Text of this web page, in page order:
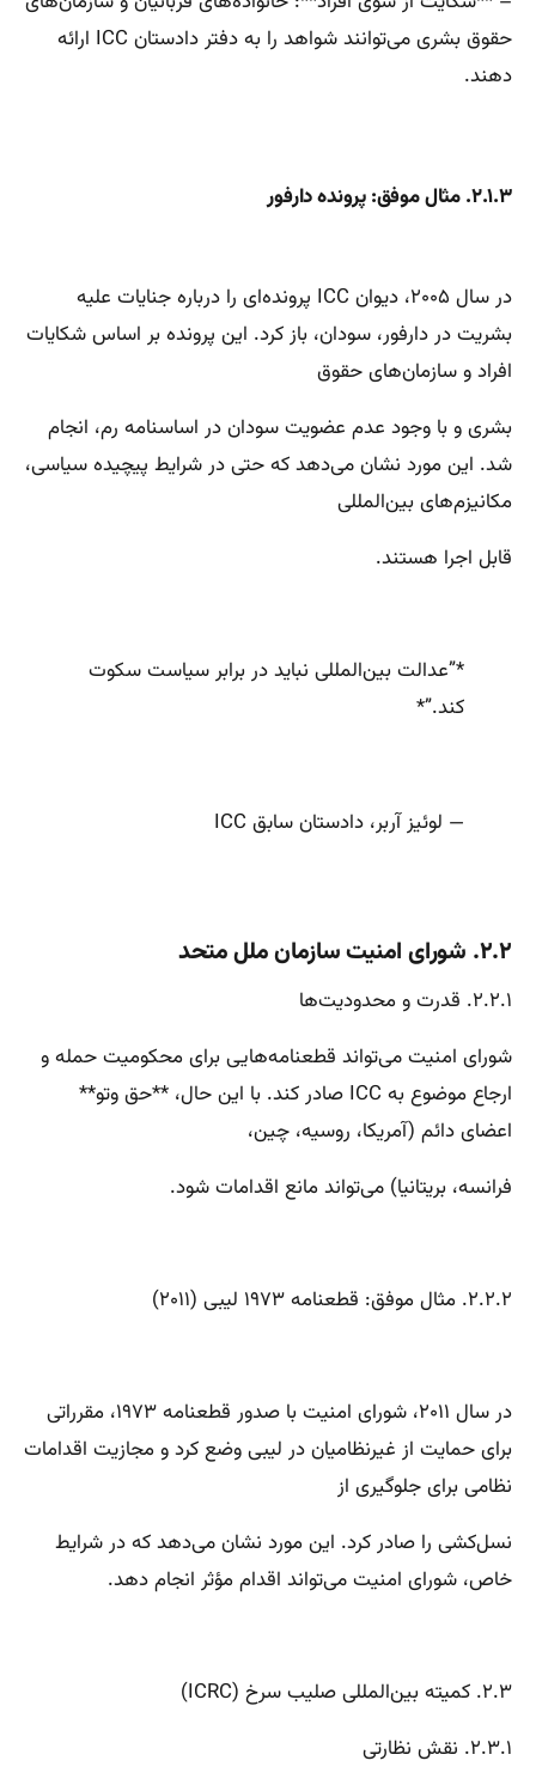
حقوق بشری می‌توانند شواهد را به دفتر دادستان ICC ارائه
دهند.
۲.۱.۳. مثال موفق: پرونده دارفور
در سال ۲۰۰۵، دیوان ICC پرونده‌ای را درباره جنایات علیه
بشریت در دارفور، سودان، باز کرد. این پرونده بر اساس شکایات
افراد و سازمان‌های حقوق
بشری و با وجود عدم عضویت سودان در اساسنامه رم، انجام
شد. این مورد نشان می‌دهد که حتی در شرایط پیچیده سیاسی،
مکانیزم‌های بین‌المللی
قابل اجرا هستند.
*”عدالت بین‌المللی نباید در برابر سیاست سکوت
کند.”*
— لوئیز آربر، دادستان سابق ICC
۲.۲. شورای امنیت سازمان ملل متحد
۲.۲.۱. قدرت و محدودیت‌ها
شورای امنیت می‌تواند قطعنامه‌هایی برای محکومیت حمله و
ارجاع موضوع به ICC صادر کند. با این حال، **حق وتو**
اعضای دائم (آمریکا، روسیه، چین،
فرانسه، بریتانیا) می‌تواند مانع اقدامات شود.
۲.۲.۲. مثال موفق: قطعنامه ۱۹۷۳ لیبی (۲۰۱۱)
در سال ۲۰۱۱، شورای امنیت با صدور قطعنامه ۱۹۷۳، مقرراتی
برای حمایت از غیرنظامیان در لیبی وضع کرد و مجازیت اقدامات
نظامی برای جلوگیری از
نسل‌کشی را صادر کرد. این مورد نشان می‌دهد که در شرایط
خاص، شورای امنیت می‌تواند اقدام مؤثر انجام دهد.
۲.۳. کمیته بین‌المللی صلیب سرخ (ICRC)
۲.۳.۱. نقش نظارتی